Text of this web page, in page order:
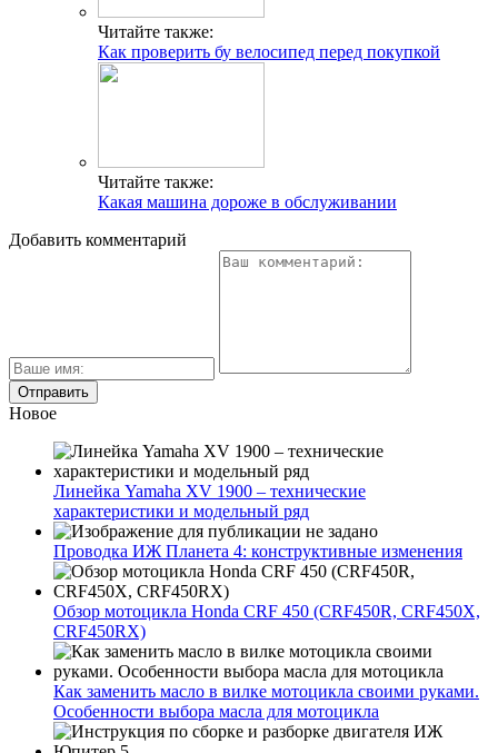
Читайте также:
Как проверить бу велосипед перед покупкой
Читайте также:
Какая машина дороже в обслуживании
Добавить комментарий
Новое
Линейка Yamaha XV 1900 – технические
характеристики и модельный ряд
Проводка ИЖ Планета 4: конструктивные изменения
Обзор мотоцикла Honda CRF 450 (CRF450R, CRF450X,
CRF450RX)
Как заменить масло в вилке мотоцикла своими руками.
Особенности выбора масла для мотоцикла